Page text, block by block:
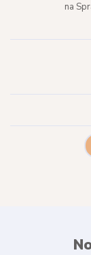
na